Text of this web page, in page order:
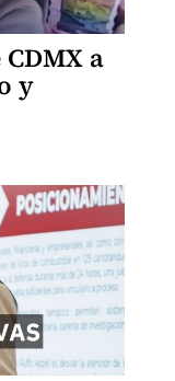
a
y